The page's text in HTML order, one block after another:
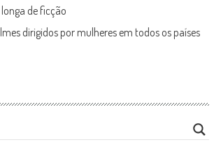
de ficção
dirigidos por mulheres em todos os países